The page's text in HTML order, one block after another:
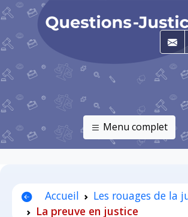
Menu complet
Accueil
Les rouages de la
La preuve en justice